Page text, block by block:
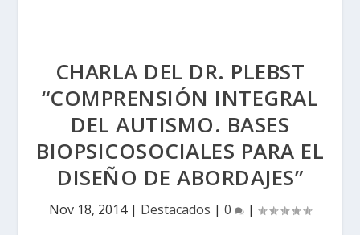
CHARLA DEL DR. PLEBST
“COMPRENSIÓN INTEGRAL
DEL AUTISMO. BASES
BIOPSICOSOCIALES PARA EL
DISEÑO DE ABORDAJES”
Nov 18, 2014| Destacados | 0 |